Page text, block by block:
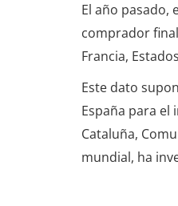
El año pasado,
comprador
Francia,
Este dato
España para el
Cataluña,
mundial, ha